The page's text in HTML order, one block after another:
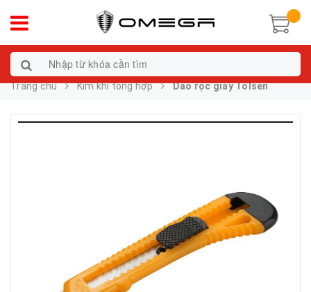
Trang chủ Kim khí tổng hợp Dao rọc giấy Tolsen